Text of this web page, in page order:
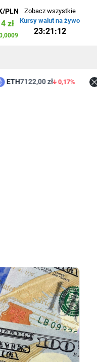
PLN
zł
Zobacz wszystkie
Kursy walut na żywo
23:21:12
7122,00 zł 0,17%